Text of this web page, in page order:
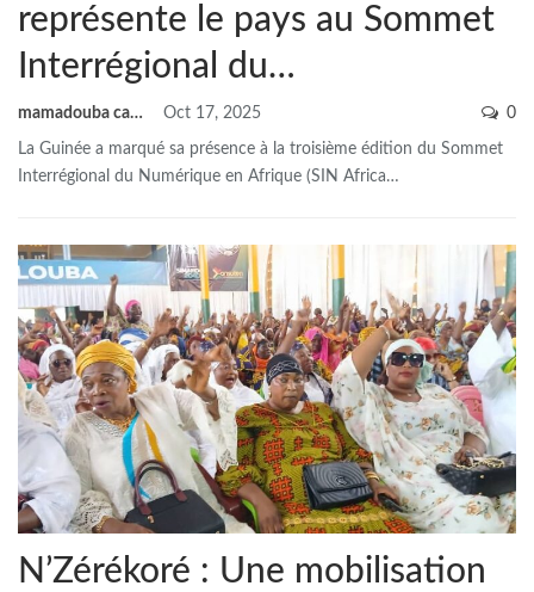
représente le pays au Sommet
Interrégional du…
mamadouba camara Oct 17, 2025 0
La Guinée a marqué sa présence à la troisième édition du Sommet
Interrégional du Numérique en Afrique (SIN Africa…
N’Zérékoré : Une mobilisation